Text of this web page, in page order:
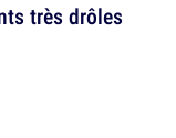
très drôles